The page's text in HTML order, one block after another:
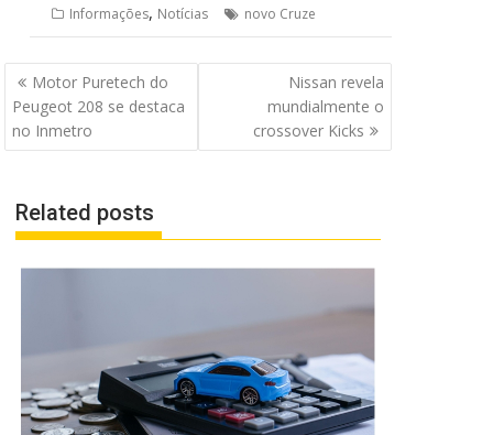
Informações, Notícias novo Cruze
Navegação
de
Post
Motor Puretech do
Peugeot 208 se destaca
no Inmetro
Nissan revela
mundialmente o
crossover Kicks
Related posts